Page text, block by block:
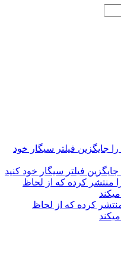
فیلتر سیگار خود کنید
کرده که از لحاظ